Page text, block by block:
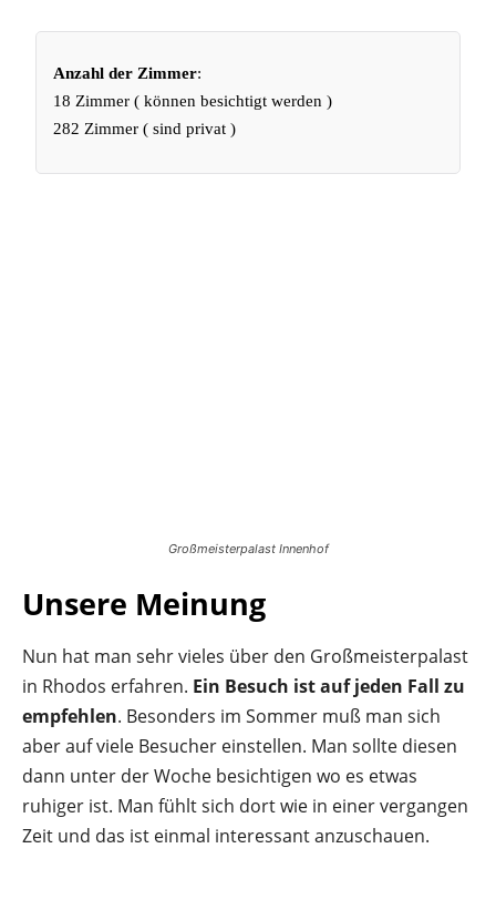
Anzahl der Zimmer:
18 Zimmer ( können besichtigt werden )
282 Zimmer ( sind privat )
Großmeisterpalast Innenhof
Unsere Meinung
Nun hat man sehr vieles über den Großmeisterpalast
in Rhodos erfahren. Ein Besuch ist auf jeden Fall zu
empfehlen. Besonders im Sommer muß man sich
aber auf viele Besucher einstellen. Man sollte diesen
dann unter der Woche besichtigen wo es etwas
ruhiger ist. Man fühlt sich dort wie in einer vergangen
Zeit und das ist einmal interessant anzuschauen.